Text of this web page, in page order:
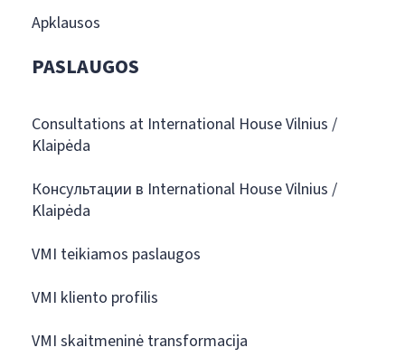
Apklausos
PASLAUGOS
Consultations at International House Vilnius /
Klaipėda
Консультации в International House Vilnius /
Klaipėda
VMI teikiamos paslaugos
VMI kliento profilis
VMI skaitmeninė transformacija